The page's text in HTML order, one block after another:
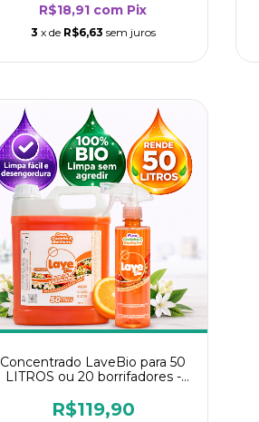
R$18,91 com Pix
3 x de R$6,63 sem juros
Concentrado LaveBio para 50
LITROS ou 20 borrifadores -
- Flor de Laranjeira
R$119,90